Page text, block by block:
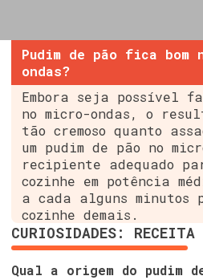
Pudim de pão fica bom
ondas?
Embora seja possível
no micro-ondas, o
tão cremoso quanto
um pudim de pão no
recipiente adequado
cozinhe em potência
a cada alguns
cozinhe demais.
CURIOSIDADES:
Qual a origem do pudim